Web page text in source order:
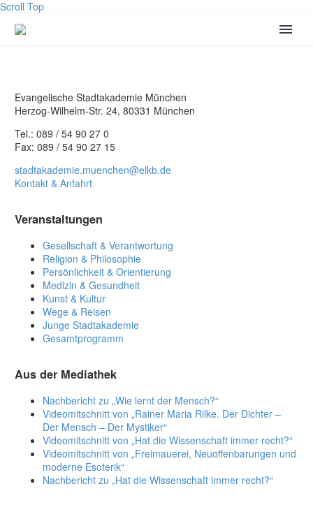
Scroll Top
Evangelische Stadtakademie München
Herzog-Wilhelm-Str. 24, 80331 München
Tel.: 089 / 54 90 27 0
Fax: 089 / 54 90 27 15
stadtakademie.muenchen@elkb.de
Kontakt & Anfahrt
Veranstaltungen
Gesellschaft & Verantwortung
Religion & Philosophie
Persönlichkeit & Orientierung
Medizin & Gesundheit
Kunst & Kultur
Wege & Reisen
Junge Stadtakademie
Gesamtprogramm
Aus der Mediathek
Nachbericht zu „Wie lernt der Mensch?“
Videomitschnitt von „Rainer Maria Rilke. Der Dichter –
Der Mensch – Der Mystiker“
Videomitschnitt von „Hat die Wissenschaft immer recht?“
Videomitschnitt von „Freimauerei, Neuoffenbarungen und
moderne Esoterik“
Nachbericht zu „Hat die Wissenschaft immer recht?“